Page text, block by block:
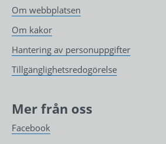
Om webbplatsen
Om kakor
Hantering av personuppgifter
Tillgänglighetsredogörelse
Mer från oss
Facebook